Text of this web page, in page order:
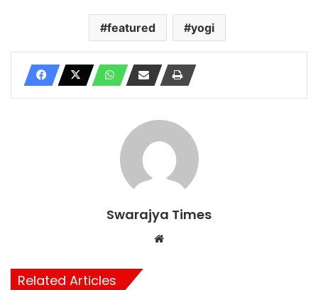
featured yogi
Swarajya Times
Related Articles